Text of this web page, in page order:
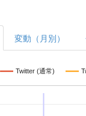
変動（月別）
Twitter (通常)